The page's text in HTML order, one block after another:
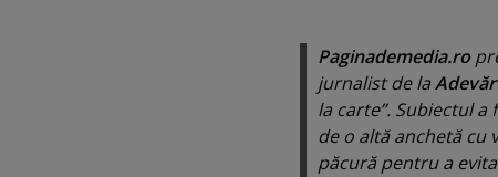
Paginademedia.ro
jurnalist de la
la carte”. Subiectul
de o altă anchetă cu
păcură pentru a